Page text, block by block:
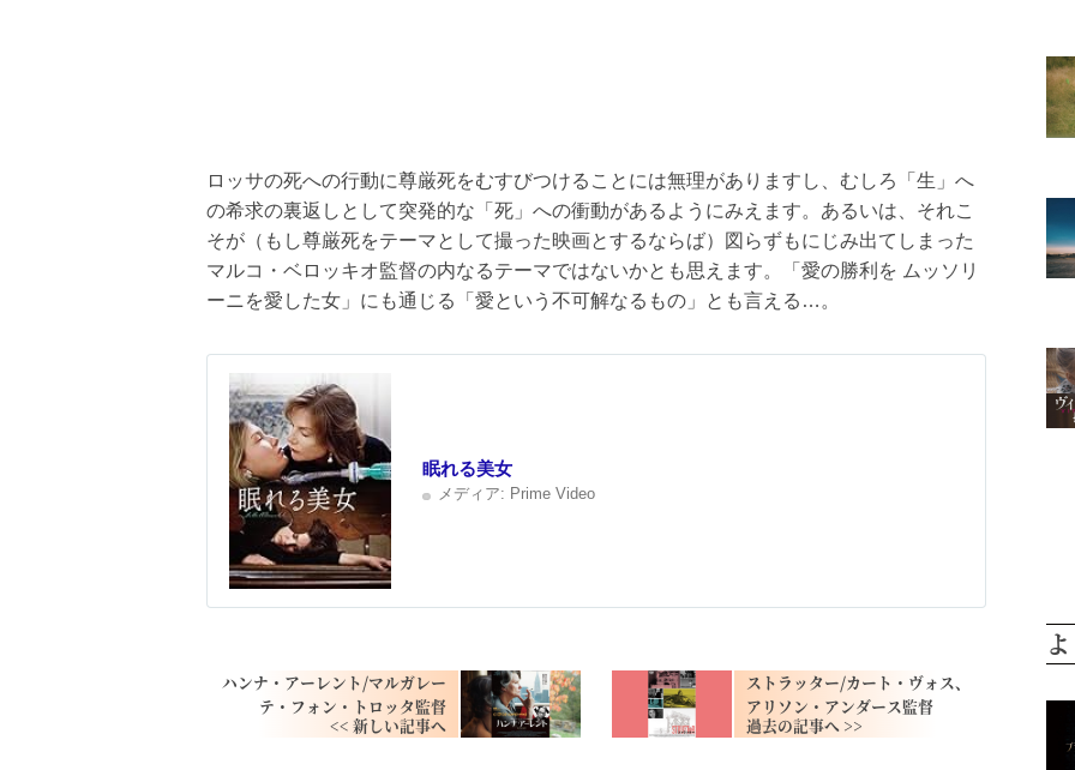
ロッサの死への行動に尊厳死をむすびつけることには無理がありますし、むしろ「生」へ
の希求の裏返しとして突発的な「死」への衝動があるようにみえます。あるいは、それこ
そが（もし尊厳死をテーマとして撮った映画とするならば）図らずもにじみ出てしまった
マルコ・ベロッキオ監督の内なるテーマではないかとも思えます。「愛の勝利を ムッソリ
ーニを愛した女」にも通じる「愛という不可解なるもの」とも言える…。
眠れる美女
メディア: Prime Video
ストラッター/カート・ヴォス、
アリソン・アンダース監督
ハンナ・アーレント/マルガレー
テ・フォン・トロッタ監督